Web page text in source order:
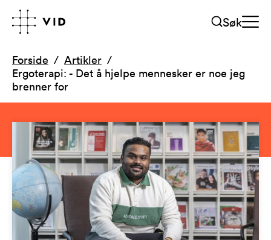
Søk
Forside
Artikler
Ergoterapi: - Det å hjelpe mennesker er noe jeg
brenner for